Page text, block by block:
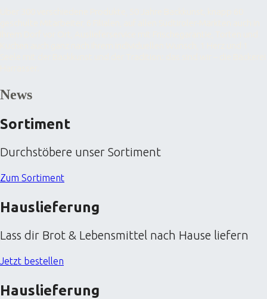
News
Sortiment
Durchstöbere unser Sortiment
Zum Sortiment
Hauslieferung
Lass dir Brot & Lebensmittel nach Hause liefern
Jetzt bestellen
Hauslieferung